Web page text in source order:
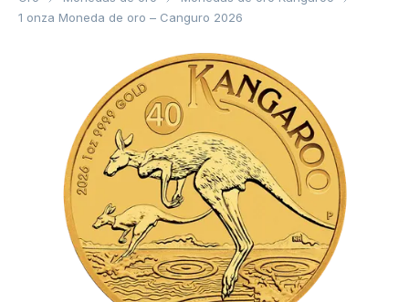
1 onza Moneda de oro – Canguro 2026